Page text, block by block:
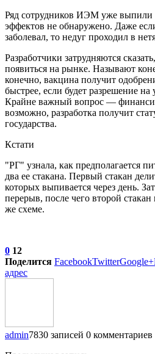
Ряд сотрудников ИЭМ уже
эффектов не обнаружено. Даже
заболевал, то недуг проходил в
Разработчики затрудняются
появиться на рынке. Называют
конечно, вакцина получит
быстрее, если будет разрешение на
Крайне важный вопрос —
возможно, разработка получит
государства.
Кстати
"РГ" узнала, как предполагается
два ее стакана. Первый стакан
которых выпивается через день.
перерыв, после чего второй
же схеме.
0 12
Поделится FacebookTwitterGoogle+
адрес
admin7830 записей 0 комментариев